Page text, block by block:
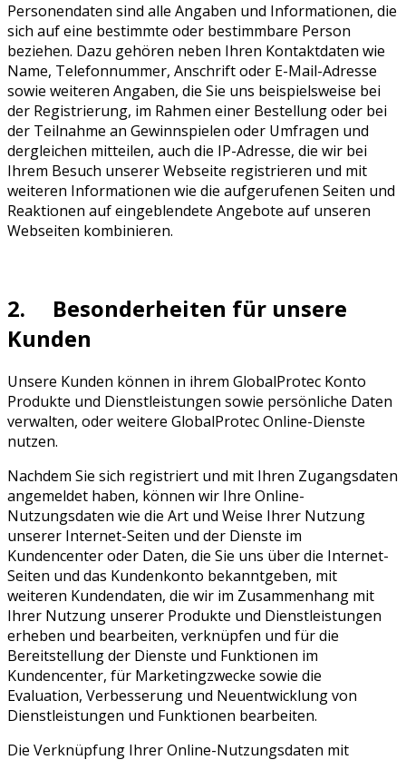
Personendaten sind alle Angaben und Informationen, die
sich auf eine bestimmte oder bestimmbare Person
beziehen. Dazu gehören neben Ihren Kontaktdaten wie
Name, Telefonnummer, Anschrift oder E-Mail-Adresse
sowie weiteren Angaben, die Sie uns beispielsweise bei
der Registrierung, im Rahmen einer Bestellung oder bei
der Teilnahme an Gewinnspielen oder Umfragen und
dergleichen mitteilen, auch die IP-Adresse, die wir bei
Ihrem Besuch unserer Webseite registrieren und mit
weiteren Informationen wie die aufgerufenen Seiten und
Reaktionen auf eingeblendete Angebote auf unseren
Webseiten kombinieren.
2. Besonderheiten für unsere
Kunden
Unsere Kunden können in ihrem GlobalProtec Konto
Produkte und Dienstleistungen sowie persönliche Daten
verwalten, oder weitere GlobalProtec Online-Dienste
nutzen.
Nachdem Sie sich registriert und mit Ihren Zugangsdaten
angemeldet haben, können wir Ihre Online-
Nutzungsdaten wie die Art und Weise Ihrer Nutzung
unserer Internet-Seiten und der Dienste im
Kundencenter oder Daten, die Sie uns über die Internet-
Seiten und das Kundenkonto bekanntgeben, mit
weiteren Kundendaten, die wir im Zusammenhang mit
Ihrer Nutzung unserer Produkte und Dienstleistungen
erheben und bearbeiten, verknüpfen und für die
Bereitstellung der Dienste und Funktionen im
Kundencenter, für Marketingzwecke sowie die
Evaluation, Verbesserung und Neuentwicklung von
Dienstleistungen und Funktionen bearbeiten.
Die Verknüpfung Ihrer Online-Nutzungsdaten mit